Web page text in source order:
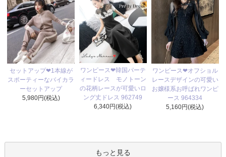
セットアップ❤1本線が
スポーティーなバイカラ
ーセットアップ
5,980円(税込)
ワンピース❤韓国パーテ
ィードレス モノトーン
の花柄レースが可愛いロ
ング丈ドレス 962749
6,340円(税込)
ワンピース❤オフショル
レースデザインの可愛い
お嬢様系お呼ばれワンピ
ース 964334
5,160円(税込)
もっと見る